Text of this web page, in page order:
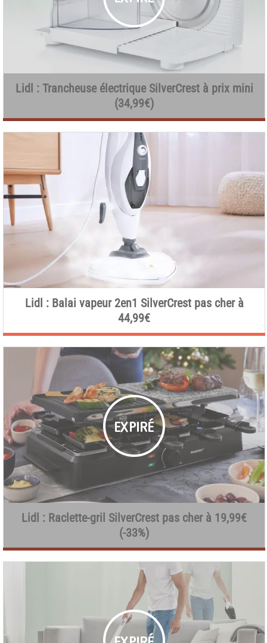
Lidl : Trancheuse électrique SilverCrest à prix mini
(34,99€)
Lidl : Balai vapeur 2en1 SilverCrest pas cher à
44,99€
Lidl : Raclette-gril SilverCrest pas cher à 19,99€
(-33%)